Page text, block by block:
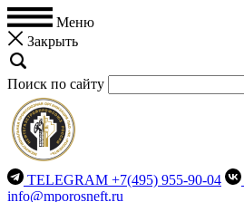
Меню
Закрыть
Поиск по сайту
TELEGRAM +7(495) 955-90-04
info@mporosneft.ru